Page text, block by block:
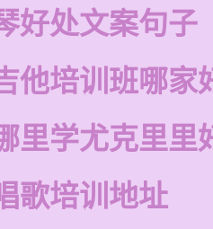
好处文案句子
他培训班哪家
里学尤克里里
歌培训地址